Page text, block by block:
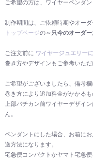
ご希望の方は、ワイヤーペンダ
制作期間は、ご依頼時期やオー
トップページの～只今のオーダ
ご注文前に ワイヤージュエリー
巻き方やデザインもご参考いただ
ご希望がございましたら、備考欄
巻き方により追加料金がかかるも
上部バチカン前ワイヤーデザイ
ん。
ペンダントにした場合、お箱に
送方法になります。
宅急便コンパクトかヤマト宅急便